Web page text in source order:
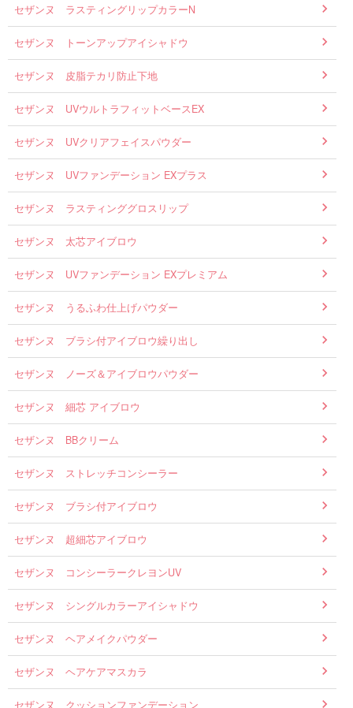
セザンヌ ラスティングリップカラーN
セザンヌ トーンアップアイシャドウ
セザンヌ 皮脂テカリ防止下地
セザンヌ UVウルトラフィットベースEX
セザンヌ UVクリアフェイスパウダー
セザンヌ UVファンデーション EXプラス
セザンヌ ラスティンググロスリップ
セザンヌ 太芯アイブロウ
セザンヌ UVファンデーション EXプレミアム
セザンヌ うるふわ仕上げパウダー
セザンヌ ブラシ付アイブロウ繰り出し
セザンヌ ノーズ＆アイブロウパウダー
セザンヌ 細芯 アイブロウ
セザンヌ BBクリーム
セザンヌ ストレッチコンシーラー
セザンヌ ブラシ付アイブロウ
セザンヌ 超細芯アイブロウ
セザンヌ コンシーラークレヨンUV
セザンヌ シングルカラーアイシャドウ
セザンヌ ヘアメイクパウダー
セザンヌ ヘアケアマスカラ
セザンヌ クッションファンデーション